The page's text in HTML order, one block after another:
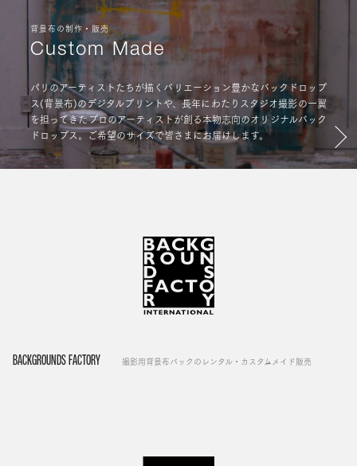
背景布の制作・販売
Custom Made
パリのアーティストたちが描くバリエーション豊かなバックドロップ
ス(背景布)のデジタルプリントや、長年にわたりスタジオ撮影の一翼
を担ってきたプロのアーティストが創る本物志向のオリジナルバック
ドロップス。ご希望のサイズで皆さまにお届けします。
BACKGROUNDS FACTORY 撮影用背景布バックのレンタル・カスタムメイド販売